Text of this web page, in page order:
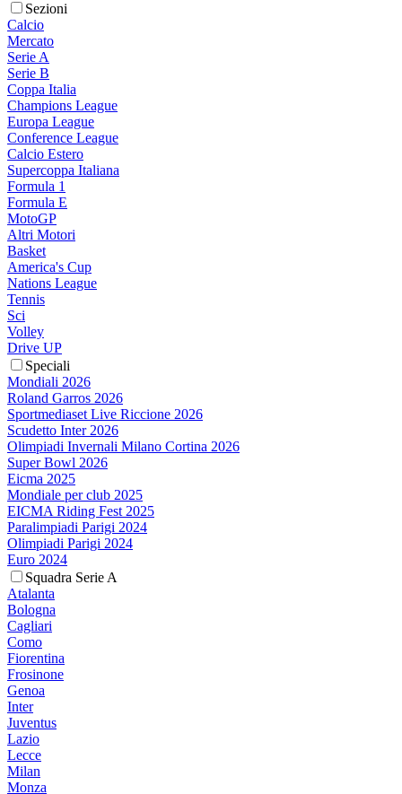
Sezioni
Calcio
Mercato
Serie A
Serie B
Coppa Italia
Champions League
Europa League
Conference League
Calcio Estero
Supercoppa Italiana
Formula 1
Formula E
MotoGP
Altri Motori
Basket
America's Cup
Nations League
Tennis
Sci
Volley
Drive UP
Speciali
Mondiali 2026
Roland Garros 2026
Sportmediaset Live Riccione 2026
Scudetto Inter 2026
Olimpiadi Invernali Milano Cortina 2026
Super Bowl 2026
Eicma 2025
Mondiale per club 2025
EICMA Riding Fest 2025
Paralimpiadi Parigi 2024
Olimpiadi Parigi 2024
Euro 2024
Squadra Serie A
Atalanta
Bologna
Cagliari
Como
Fiorentina
Frosinone
Genoa
Inter
Juventus
Lazio
Lecce
Milan
Monza